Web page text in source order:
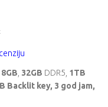
32GB DDR5, 1TB
Backlit key, 3 god jam,